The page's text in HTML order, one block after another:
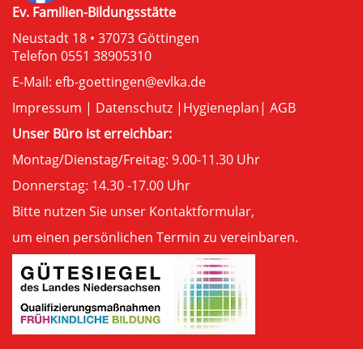
Ev. Familien-Bildungsstätte
Neustadt 18 • 37073 Göttingen
Telefon 0551 38905310
E-Mail: efb-goettingen@evlka.de
Impressum | Datenschutz | Hygieneplan| AGB
Unser Büro ist erreichbar:
Montag/Dienstag/Freitag: 9.00-11.30 Uhr
Donnerstag: 14.30 -17.00 Uhr
Bitte nutzen Sie unser Kontaktformular,
um einen persönlichen Termin zu vereinbaren.